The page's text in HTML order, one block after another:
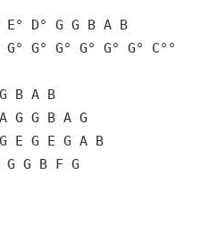
E° D° G G B A B
G° G° G° G° G° C°°
B A B
G G B A G
E G E G A B
G B F G